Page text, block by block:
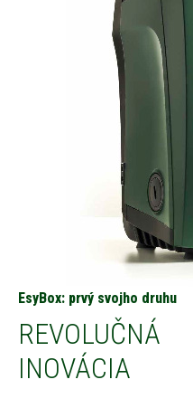
EsyBox: prvý svojho druhu
REVOLUČNÁ
INOVÁCIA